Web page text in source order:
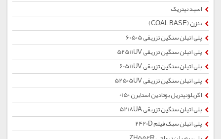
اسید نیتریک
بنزن (COAL BASE)
پلی اتیلن سنگین تزریقی 60505
پلی اتیلن سنگین تزریقی 52511UV
پلی اتیلن سنگین تزریقی 60511UV
پلی اتیلن سنگین تزریقی 52505UV
اکریلونیتریل بوتادین استایرن 0150
پلی اتیلن سنگین تزریقی 5218UA
پلی اتیلن سبک فیلم 2420D